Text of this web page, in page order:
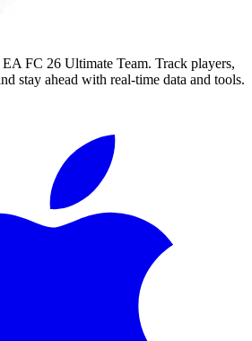
EA FC 26 Ultimate Team. Track players,
stay ahead with real-time data and tools.